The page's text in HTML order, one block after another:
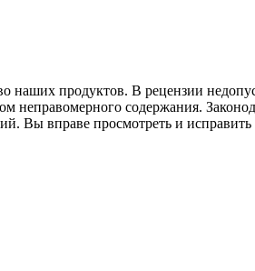
наших продуктов. В рецензии
неправомерного содержания.
Вы вправе просмотреть и